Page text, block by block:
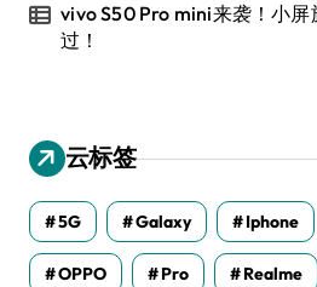
vivo S50 Pro mini来袭！小
过！
云标签
5G Galaxy Iphone
OPPO Pro Realme